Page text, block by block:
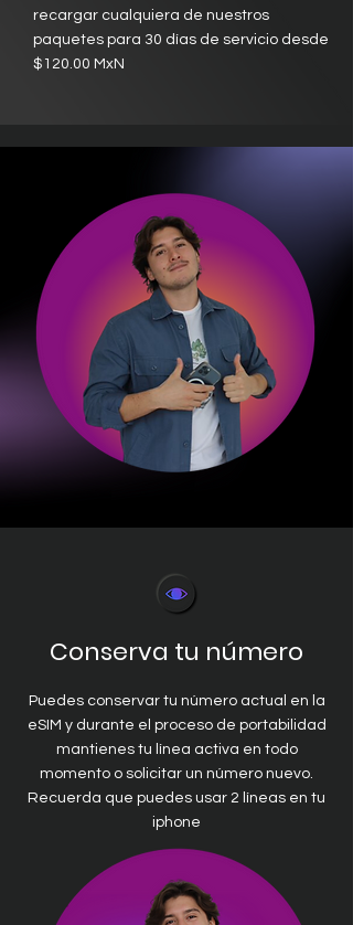
recargar cualquiera de nuestros
paquetes para 30 días de servicio desde
$120.00 MxN
Conserva tu número
Puedes conservar tu número actual en la
eSIM y durante el proceso de portabilidad
mantienes tu línea activa en todo
momento o solicitar un número nuevo.
Recuerda que puedes usar 2 líneas en tu
iphone